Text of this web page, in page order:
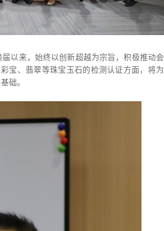
以来，始终以创新超越为宗旨，积极推动会
宝、翡翠等珠宝玉石的检测认证方面，将为
础。